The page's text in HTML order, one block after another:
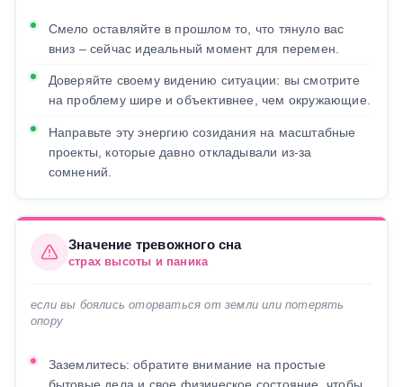
Смело оставляйте в прошлом то, что тянуло вас
вниз – сейчас идеальный момент для перемен.
Доверяйте своему видению ситуации: вы смотрите
на проблему шире и объективнее, чем окружающие.
Направьте эту энергию созидания на масштабные
проекты, которые давно откладывали из-за
сомнений.
Значение тревожного сна
страх высоты и паника
если вы боялись оторваться от земли или потерять
опору
Заземлитесь: обратите внимание на простые